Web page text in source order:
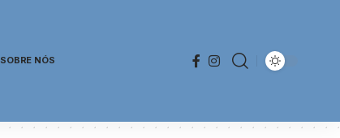
SOBRE NÓS